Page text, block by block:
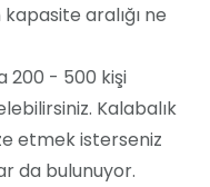
aralığı ne
200 - 500 kişi
Kalabalık
etmek isterseniz
da bulunuyor.